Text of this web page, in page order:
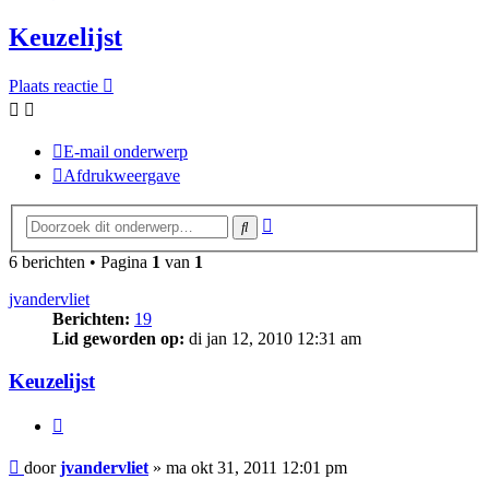
Keuzelijst
Plaats reactie
E-mail onderwerp
Afdrukweergave
Zoek
6 berichten • Pagina 1 van 1
jvandervliet
Berichten: 19
Lid geworden op: di jan 12, 2010 12:31 am
Keuzelijst
Bericht
doorjvandervliet» ma okt 31, 2011 12:01 pm